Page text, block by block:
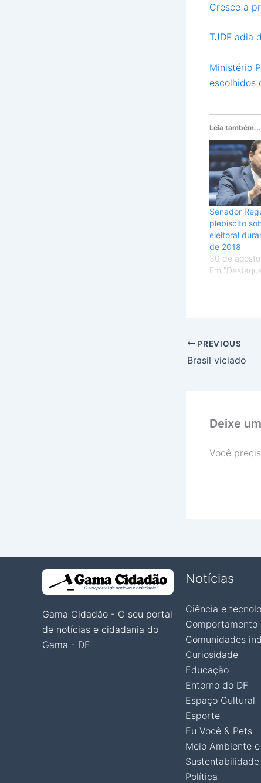
Cresce a
TJDF adia
Ministério
escolhidos
Leia também...
Senador
plebiscito
eleitoral
de 2018
30 de
Em
PREVIOUS
Brasil viciado
Deixe
Você
Gama Cidadão - O seu portal
de notícias e cidadania do
Gama - DF
Notícias
Ciência e
Comportamento
Comunidades
Curiosidade
Educação
Entorno do DF
Espaço Cultural
Esporte
Eu Você & Pets
Meio Ambiente e
Sustentabilidade
Política